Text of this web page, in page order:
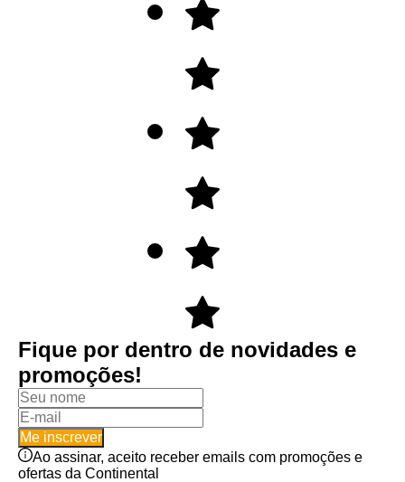
Fique por dentro de novidades e
promoções!
Me inscrever
Ao assinar, aceito receber emails com promoções e
ofertas da Continental